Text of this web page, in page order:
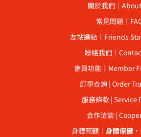
關於我們｜
常見問題｜
友站連結｜Friends
聯絡我們｜
會員功能｜Member
訂單查詢 | Order
服務條款 | Service
合作洽談 |
身體照顧｜ 身體保健 ．